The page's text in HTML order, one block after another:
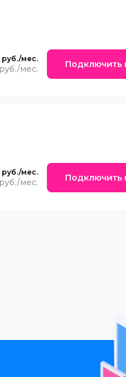
Подключить
Подключить